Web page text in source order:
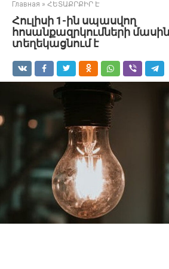
Главная » ՀԵՏԱՔՐՔԻՐ Է
Հուլիսի 1-ին սպասվող
հոսանքազրկումների
տեղեկացնում է